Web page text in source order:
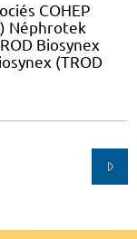
COHEP
Néphrotek
Biosynex
(TROD